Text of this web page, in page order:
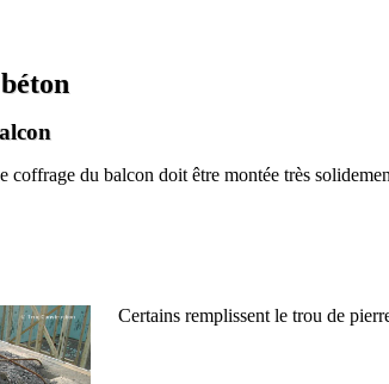
coffrage du balcon doit être montée très
Certains remplissent le trou de